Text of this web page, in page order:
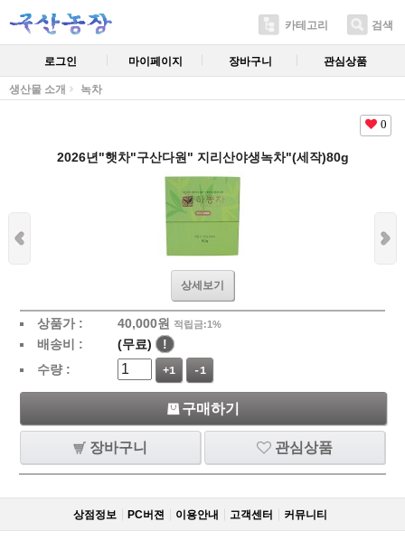
카테고리 검색
로그인 마이페이지 장바구니 관심상품
생산물 소개 녹차
0
2026년"햇차"구산다원" 지리산야생녹차"(세작)80g
상세보기
상품가 : 40,000원 적립금:1%
배송비 : (무료)
!
수량 :
+1 -1
구매하기
장바구니 관심상품
상점정보 PC버젼 이용안내 고객센터 커뮤니티